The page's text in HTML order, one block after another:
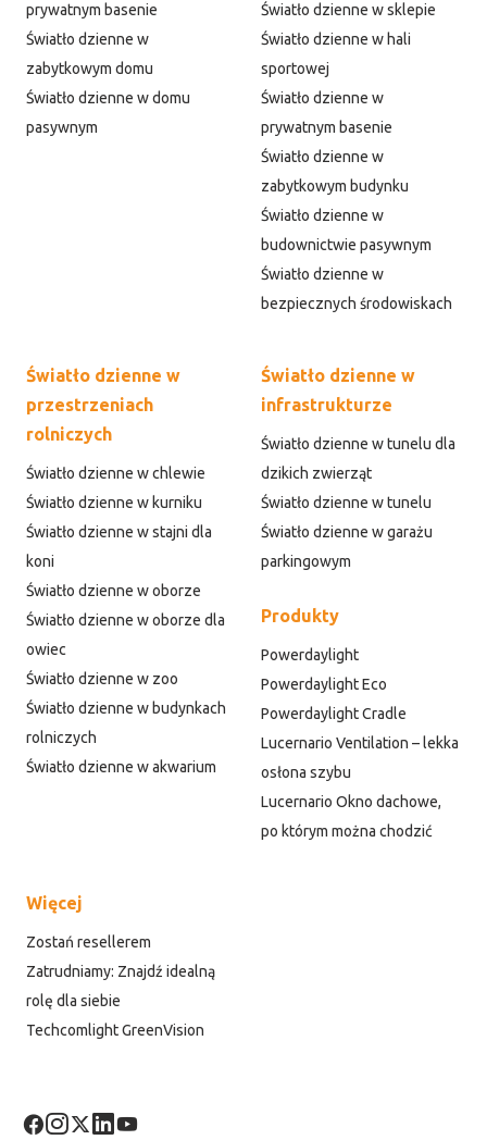
prywatnym basenie
Światło dzienne w
zabytkowym domu
Światło dzienne w domu
pasywnym
Światło dzienne w sklepie
Światło dzienne w hali
sportowej
Światło dzienne w
prywatnym basenie
Światło dzienne w
zabytkowym budynku
Światło dzienne w
budownictwie pasywnym
Światło dzienne w
bezpiecznych środowiskach
Światło dzienne w
przestrzeniach
rolniczych
Światło dzienne w chlewie
Światło dzienne w kurniku
Światło dzienne w stajni dla
koni
Światło dzienne w oborze
Światło dzienne w oborze dla
owiec
Światło dzienne w zoo
Światło dzienne w budynkach
rolniczych
Światło dzienne w akwarium
Światło dzienne w
infrastrukturze
Światło dzienne w tunelu dla
dzikich zwierząt
Światło dzienne w tunelu
Światło dzienne w garażu
parkingowym
Produkty
Powerdaylight
Powerdaylight Eco
Powerdaylight Cradle
Lucernario Ventilation – lekka
osłona szybu
Lucernario Okno dachowe,
po którym można chodzić
Więcej
Zostań resellerem
Zatrudniamy: Znajdź idealną
rolę dla siebie
Techcomlight GreenVision